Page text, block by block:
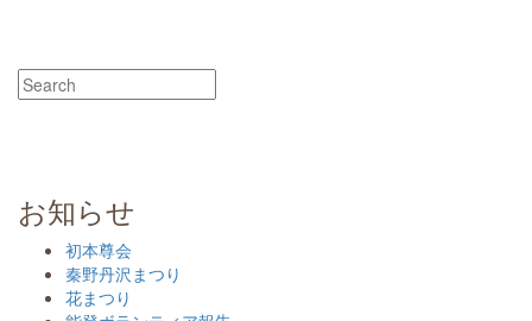
お知らせ
初本尊会
秦野丹沢まつり
花まつり